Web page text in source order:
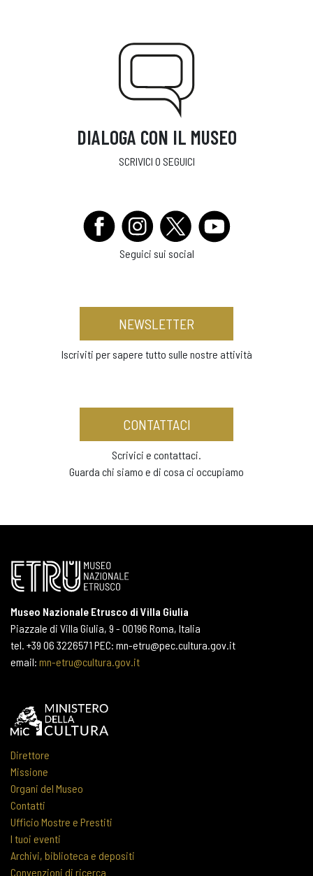
DIALOGA CON IL MUSEO
SCRIVICI O SEGUICI
Seguici sui social
NEWSLETTER
Iscriviti per sapere tutto sulle nostre attività
CONTATTACI
Scrivici e contattaci.
Guarda chi siamo e di cosa ci occupiamo
Museo Nazionale Etrusco di Villa Giulia
Piazzale di Villa Giulia, 9 - 00196 Roma, Italia
tel. +39 06 3226571 PEC: mn-etru@pec.cultura.gov.it
email: mn-etru@cultura.gov.it
Direttore
Missione
Organi del Museo
Contatti
Ufficio Mostre e Prestiti
I tuoi eventi
Archivi, biblioteca e depositi
Convenzioni di ricerca